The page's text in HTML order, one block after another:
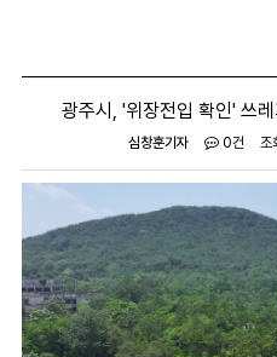
광주시, '위장전입 확인' 쓰
심창훈기자 0건 조